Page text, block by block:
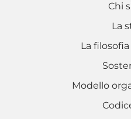
Chi
La
La
Modello